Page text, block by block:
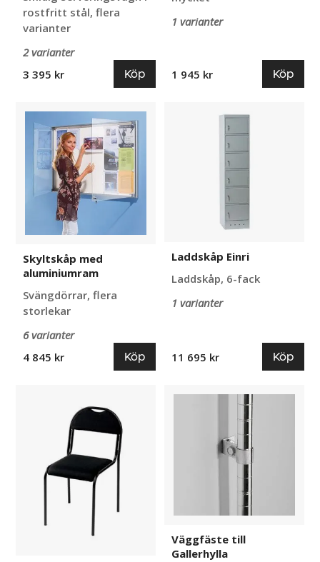
rostfritt stål, flera
varianter
2 varianter
3 395 kr
Köp
1 varianter
1 945 kr Köp
Skyltskåp
med
aluminiumram
Skyltskåp med
aluminiumram
Svängdörrar, flera
storlekar
6 varianter
4 845 kr
Köp
Laddskåp Einri
Laddskåp, 6-fack
1 varianter
11 695 kr Köp
Väggfäste
Väggfäste till
Gallerhylla